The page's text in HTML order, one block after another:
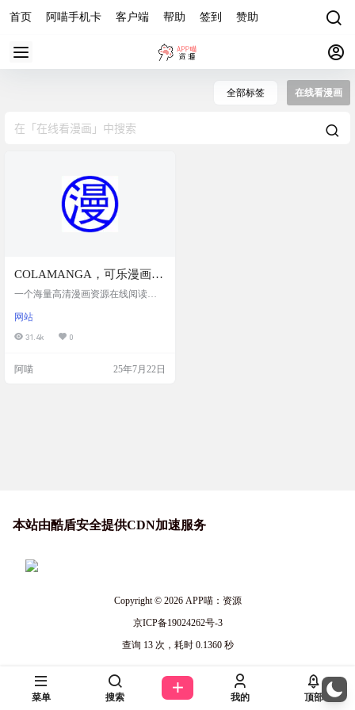
首页 阿喵手机卡 客户端 帮助 签到 赞助
全部标签 在线看漫画
COLAMANGA，可乐漫画：
在线高清漫画阅读下载网站
一个海量高清漫画资源在线阅读平
类型，题材丰富，包括热血、玄
幻、恋爱、悬疑等。 支持分类浏览
人》第一时间同步连载，可以在线
网站
31.4k 0
阿喵 25年7月22日
本站由酷盾安全提供CDN加速服务
Copyright © 2026APP喵：资源
京ICP备19024262号-3
查询 13 次，耗时 0.1360 秒
菜单 搜索 我的 顶部